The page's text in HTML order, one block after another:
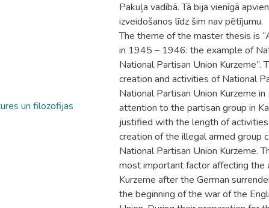
un filozofijas
Pakuļa vadībā. Tā bija vienīgā
izveidošanos līdz šim nav pētījumu.
The theme of the master thesis is
in 1945 – 1946: the example of
National Partisan Union
creation and activities of National
National Partisan Union Kurzeme
attention to the partisan group in
justified with the length of
creation of the illegal armed group
National Partisan Union Kurzeme.
most important factor affecting the
Kurzeme after the German
the beginning of the war of the